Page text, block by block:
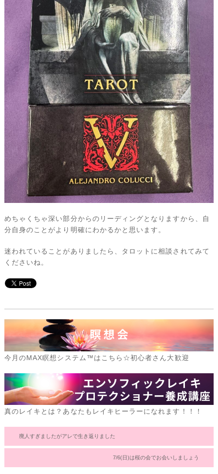
めちゃくちゃ深い部分からのリーディングとなりますから、自
分自身のことがより明確にわかるかと思います。
迷われていることがありましたら、タロットに相談されてみて
くださいね。
今月のMAX瞑想システム™はこちら☆初心者さん大歓迎
真のレイキとは？あなたもレイキヒーラーになれます！！！
廃人すぎましたがアレで生き返りました
7/6(日)は桜の会でお会いしましょう